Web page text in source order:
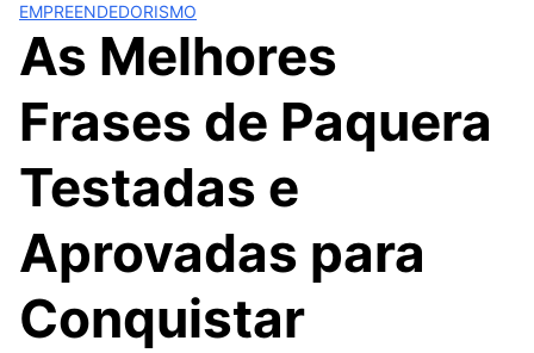
EMPREENDEDORISMO
As Melhores
Frases de Paquera
Testadas e
Aprovadas para
Conquistar